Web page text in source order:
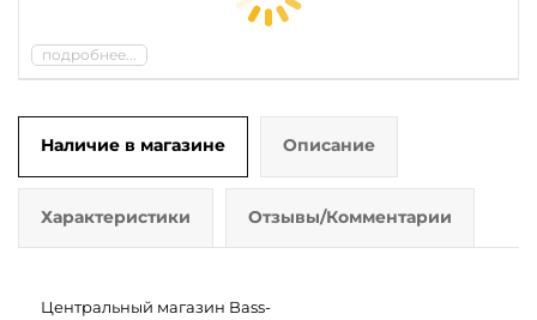
подробнее...
Наличие в магазине Описание
Характеристики Отзывы/Комментарии
Центральный магазин Bass-